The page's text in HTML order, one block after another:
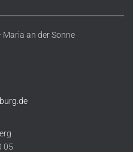
an der Sonne
05